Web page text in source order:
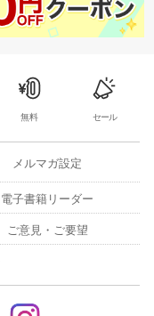
無料 セール
メルマガ設定
電子書籍リーダー
ご意見・ご要望